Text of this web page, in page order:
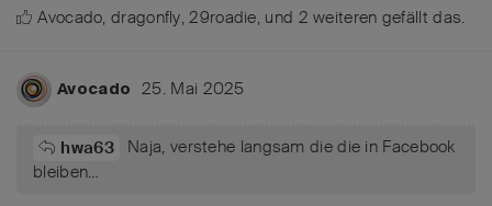
Avocado,dragonfly,29roadie, und 2 weiteren gefällt das.
Avocado 25. Mai 2025
hwa63
Naja, verstehe langsam die die in Facebook
bleiben…